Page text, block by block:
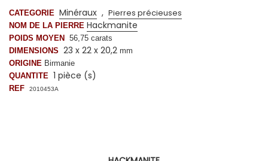
CATEGORIE Minéraux , Pierres précieuses
NOM DE LA PIERRE Hackmanite
POIDS MOYEN 56,75 carats
DIMENSIONS 23 x 22 x 20,2 mm
ORIGINE Birmanie
QUANTITE 1 pièce (s)
REF 2010453A